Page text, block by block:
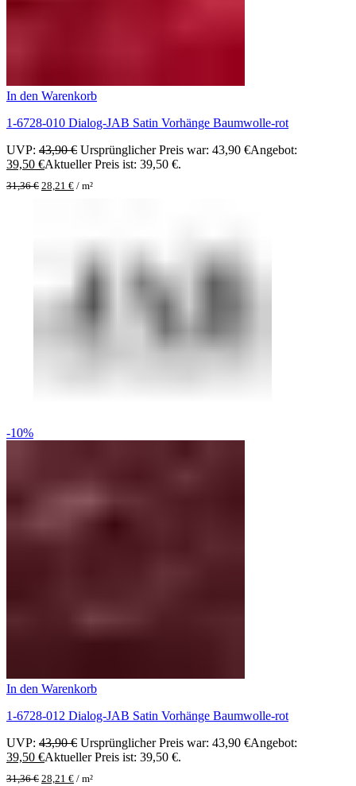
In den Warenkorb
1-6728-010 Dialog-JAB Satin Vorhänge Baumwolle-rot
UVP: 43,90€ Ursprünglicher Preis war: 43,90 €Angebot:
39,50 €Aktueller Preis ist: 39,50 €.
31,36€ 28,21 € / m²
-10%
In den Warenkorb
1-6728-012 Dialog-JAB Satin Vorhänge Baumwolle-rot
UVP: 43,90€ Ursprünglicher Preis war: 43,90 €Angebot:
39,50 €Aktueller Preis ist: 39,50 €.
31,36€ 28,21 € / m²